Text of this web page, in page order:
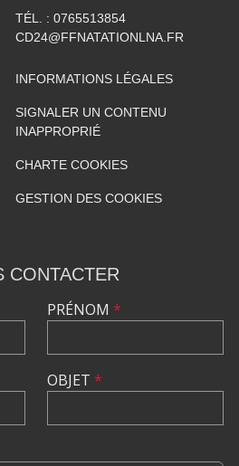
TÉL. : 0765513854
CD24@FFNATATIONLNA.FR
INFORMATIONS LÉGALES
SIGNALER UN CONTENU
INAPPROPRIÉ
CHARTE COOKIES
GESTION DES COOKIES
CONTACTER
PRÉNOM *
OBJET *